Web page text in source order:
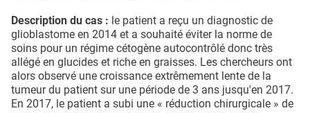
Description du cas : le patient a reçu un diagnostic de
glioblastome en 2014 et a souhaité éviter la norme de
soins pour un régime cétogène autocontrôlé donc très
allégé en glucides et riche en graisses. Les chercheurs ont
alors observé une croissance extrêmement lente de la
tumeur du patient sur une période de 3 ans jusqu'en 2017.
En 2017, le patient a subi une « réduction chirurgicale » de